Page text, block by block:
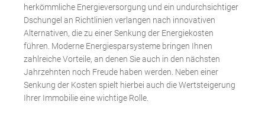
herkömmliche Energieversorgung und ein undurchsichtiger
Dschungel an Richtlinien verlangen nach innovativen
Alternativen, die zu einer Senkung der Energiekosten
führen. Moderne Energiesparsysteme bringen Ihnen
zahlreiche Vorteile, an denen Sie auch in den nächsten
Jahrzehnten noch Freude haben werden. Neben einer
Senkung der Kosten spielt hierbei auch die Wertsteigerung
Ihrer Immobilie eine wichtige Rolle.